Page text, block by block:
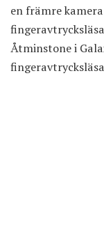
en främre
Åtminstone i